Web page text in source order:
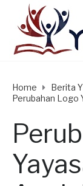
Home
Berita
Perubahan Logo